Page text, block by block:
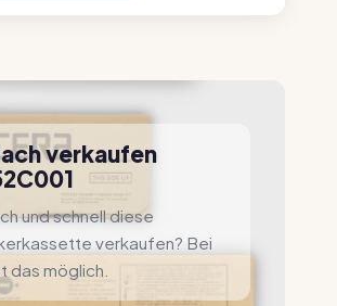
verkaufen
und schnell diese
verkaufen? Bei
das möglich.